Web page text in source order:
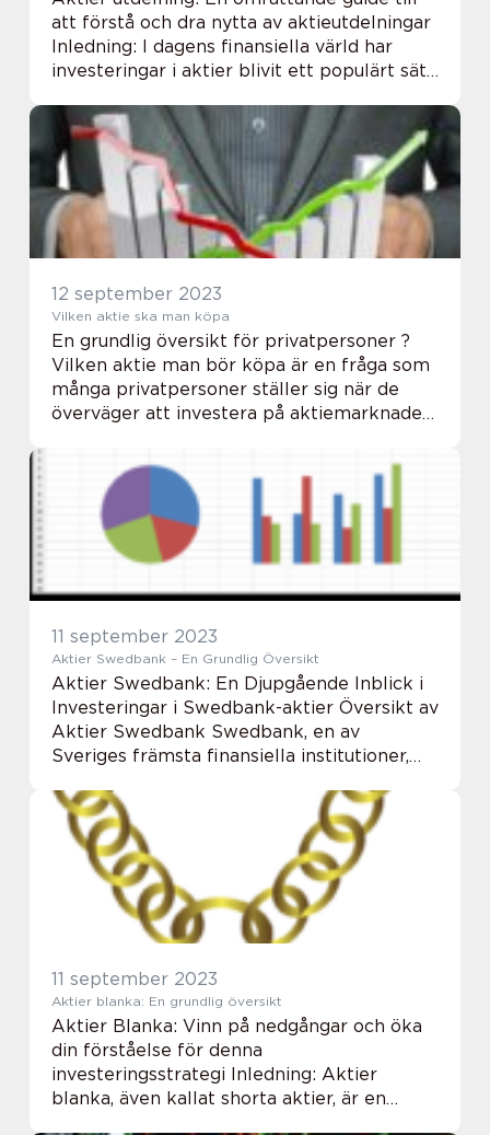
att förstå och dra nytta av aktieutdelningar
Inledning: I dagens finansiella värld har
investeringar i aktier blivit ett populärt sätt
En viktig faktor att överväg...
12 september 2023
Vilken aktie ska man köpa
En grundlig översikt för privatpersoner ?
Vilken aktie man bör köpa är en fråga som
många privatpersoner ställer sig när de
överväger att investera på aktiemarknaden.
att uppnå framgångsrik investering och ...
11 september 2023
Aktier Swedbank – En Grundlig Översikt
Aktier Swedbank: En Djupgående Inblick i
Investeringar i Swedbank-aktier Översikt av
Aktier Swedbank Swedbank, en av
Sveriges främsta finansiella institutioner,
aktier i banken. Aktier Swedbank
representerar...
11 september 2023
Aktier blanka: En grundlig översikt
Aktier Blanka: Vinn på nedgångar och öka
din förståelse för denna
investeringsstrategi Inledning: Aktier
blanka, även kallat shorta aktier, är en